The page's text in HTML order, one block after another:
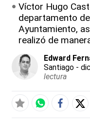
Víctor Hugo
departamento
Ayuntamiento,
realizó de
Edward
Santiago -
lectura